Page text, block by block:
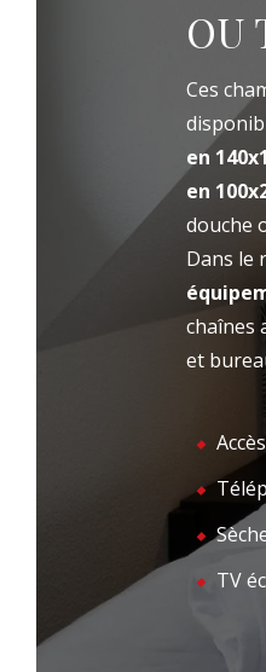
ACCUEIL
Toute l’année,
chaleureusement
charmante
Paris-Plage. Les
délicieux petit-
de séminaire, la
prestations 3
raisons de
vos escales dans
OU
Ces
en
en
douche
Dans le
chaînes
et
TV